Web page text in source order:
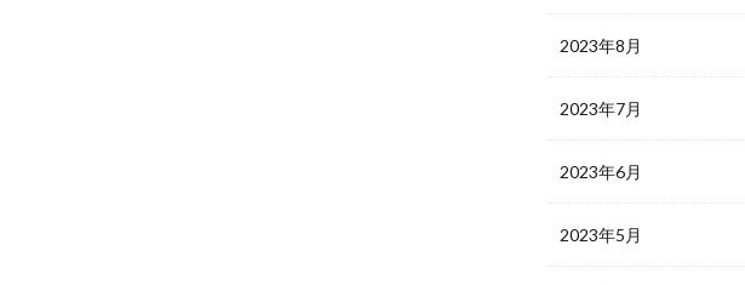
2023年8月
2023年7月
2023年6月
2023年5月